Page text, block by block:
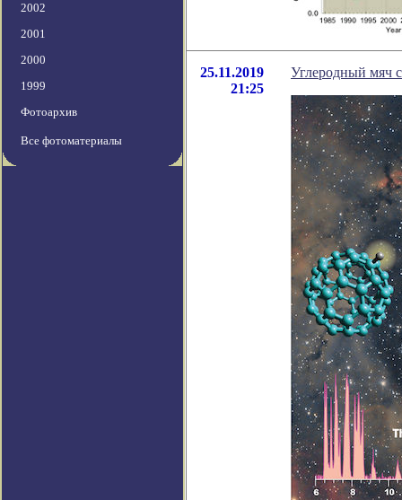
2002
2001
2000
1999
Фотоархив
Все фотоматериалы
25.11.2019
21:25
Углеродный мяч